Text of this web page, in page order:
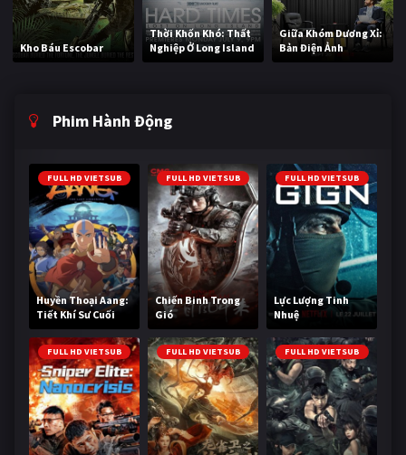
Kho Báu Escobar
Thời Khốn Khó: Thất
Nghiệp Ở Long Island
Giữa Khóm Dương Xỉ:
Bản Điện Ảnh
Phim Hành Động
FULL HD VIETSUB
Huyền Thoại Aang:
Tiết Khí Sư Cuối
Cùng
FULL HD VIETSUB
Chiến Binh Trong
Gió
FULL HD VIETSUB
Lực Lượng Tinh
Nhuệ
FULL HD VIETSUB FULL HD VIETSUB FULL HD VIETSUB